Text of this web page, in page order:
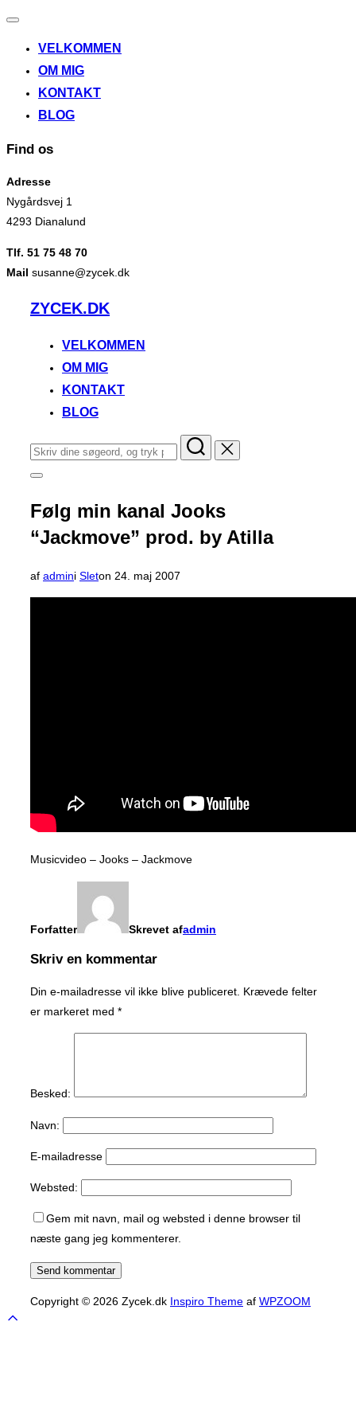
Slå
til/fra
VELKOMMEN
OM MIG
KONTAKT
BLOG
Find os
Adresse
Nygårdsvej 1
4293 Dianalund
Tlf. 51 75 48 70
Mail susanne@zycek.dk
VidereZYCEK.DK
VELKOMMEN
OM MIG
KONTAKT
BLOG
Søg
efter:
Slå
i
sidekolonne
til/fra
Følg min kanal Jooks
“Jackmove” prod. by Atilla
af admini Sleton Udgivet
d.
24. maj 2007
Musicvideo – Jooks – Jackmove
Forfatter Skrevet afadmin
Skriv en kommentar
Din e-mailadresse vil ikke blive publiceret. Krævede felter
er markeret med *
Besked:
Navn:
E-mailadresse
Websted:
Gem mit navn, mail og websted i denne browser til
næste gang jeg kommenterer.
Copyright © 2026 Zycek.dk Inspiro Theme af WPZOOM